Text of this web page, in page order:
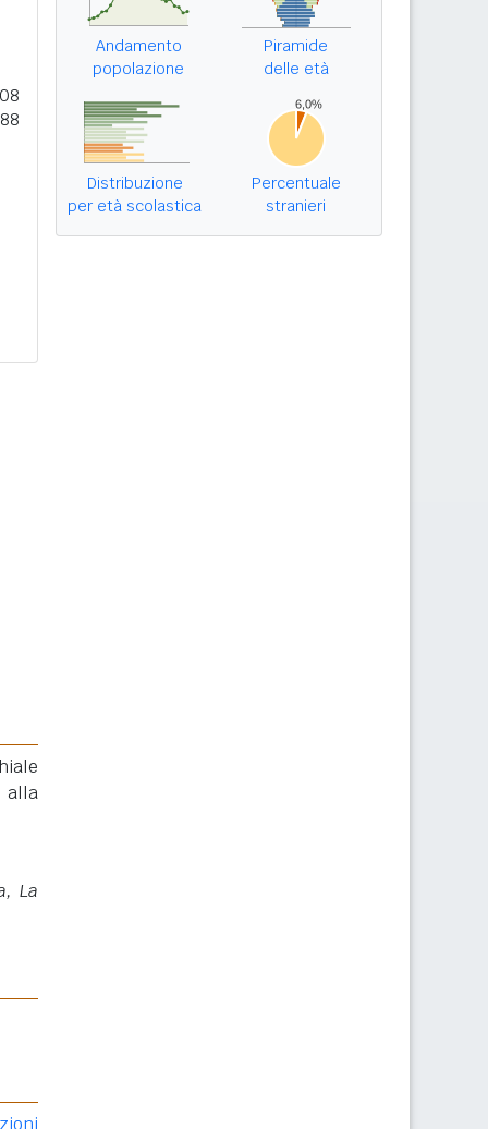
alla
La
Andamento
popolazione
Piramide
delle età
Distribuzione
per età scolastica
Percentuale
stranieri